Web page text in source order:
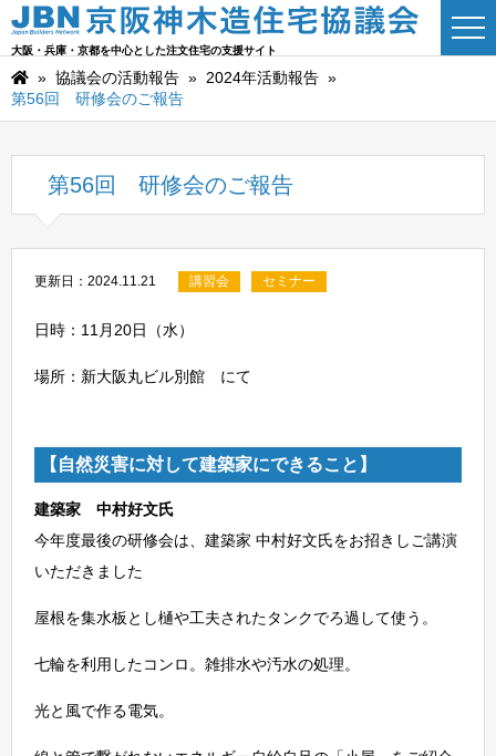
大阪・兵庫・京都を中心とした注文住宅の支援サイト
» 協議会の活動報告 » 2024年活動報告 »
第56回 研修会のご報告
第56回 研修会のご報告
更新日：2024.11.21 講習会 セミナー
日時：11月20日（水）
場所：新大阪丸ビル別館 にて
【自然災害に対して建築家にできること】
建築家 中村好文氏
今年度最後の研修会は、建築家 中村好文氏をお招きしご講演
いただきました
屋根を集水板とし樋や工夫されたタンクでろ過して使う。
七輪を利用したコンロ。雑排水や汚水の処理。
光と風で作る電気。